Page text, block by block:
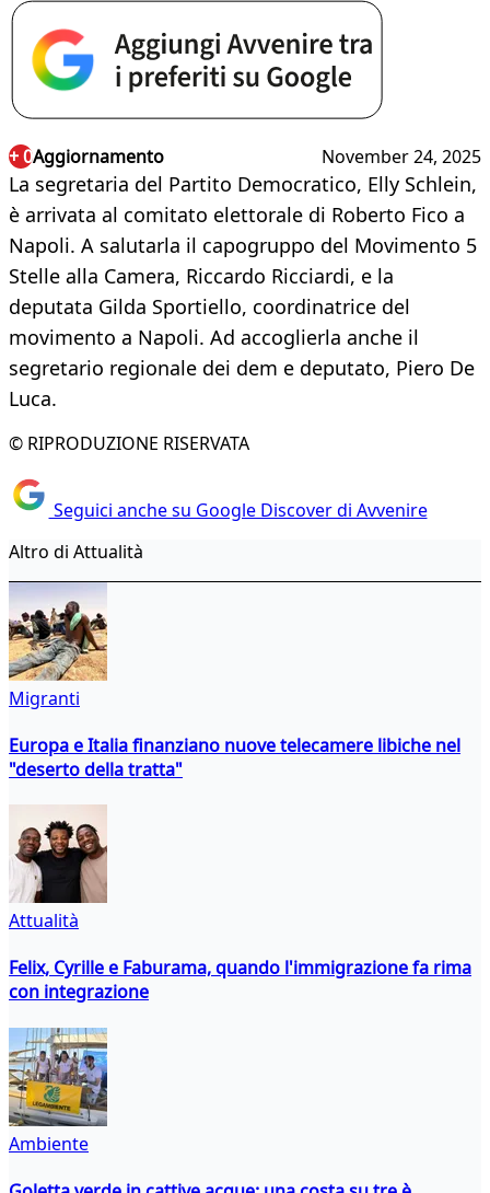
+ 0Aggiornamento November 24, 2025
La segretaria del Partito Democratico, Elly Schlein,
è arrivata al comitato elettorale di Roberto Fico a
Napoli. A salutarla il capogruppo del Movimento 5
Stelle alla Camera, Riccardo Ricciardi, e la
deputata Gilda Sportiello, coordinatrice del
movimento a Napoli. Ad accoglierla anche il
segretario regionale dei dem e deputato, Piero De
Luca.
© RIPRODUZIONE RISERVATA
Seguici anche su Google Discover di Avvenire
Altro di Attualità
Migranti
Europa e Italia finanziano nuove telecamere libiche nel
"deserto della tratta"
Attualità
Felix, Cyrille e Faburama, quando l'immigrazione fa rima
con integrazione
Ambiente